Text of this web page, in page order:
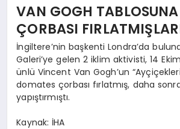
VAN GOGH
ÇORBASI
İngiltere’nin başkenti Londra’da
Galeri’ye gelen 2 iklim aktivisti, 14
ünlü Vincent Van Gogh’un
domates çorbası fırlatmış, daha
yapıştırmıştı.
Kaynak: İHA